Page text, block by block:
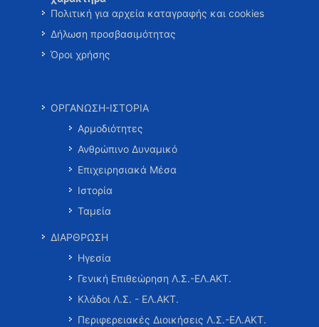
Πολιτική για αρχεία καταγραφής και cookies
Δήλωση προσβασιμότητας
Όροι χρήσης
ΟΡΓΑΝΩΣΗ-ΙΣΤΟΡΙΑ
Αρμοδιότητες
Ανθρώπινο Δυναμικό
Επιχειρησιακά Μέσα
Ιστορία
Ταμεία
ΔΙΑΡΘΡΩΣΗ
Ηγεσία
Γενική Επιθεώρηση Λ.Σ.-ΕΛ.ΑΚΤ.
Κλάδοι Λ.Σ. - ΕΛ.ΑΚΤ.
Περιφερειακές Διοικήσεις Λ.Σ.-ΕΛ.ΑΚΤ.